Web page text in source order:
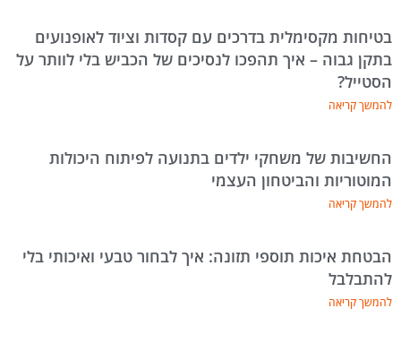
בטיחות מקסימלית בדרכים עם קסדות וציוד לאופנועים
בתקן גבוה – איך תהפכו לנסיכים של הכביש בלי לוותר על
הסטייל?
להמשך קריאה
החשיבות של משחקי ילדים בתנועה לפיתוח היכולות
המוטוריות והביטחון העצמי
להמשך קריאה
הבטחת איכות תוספי תזונה: איך לבחור טבעי ואיכותי בלי
להתבלבל
להמשך קריאה